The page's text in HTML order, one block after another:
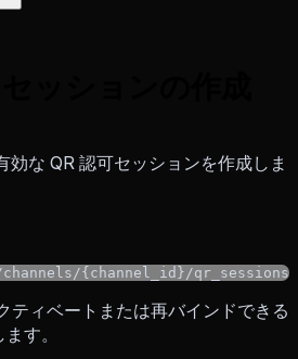
効な QR 認可セッションを作成しま
{channel_id}/qr_sessions
ティベートまたは再バインドできる
す。